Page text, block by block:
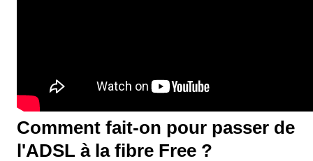
Comment fait-on pour passer de
l'ADSL à la fibre Free ?